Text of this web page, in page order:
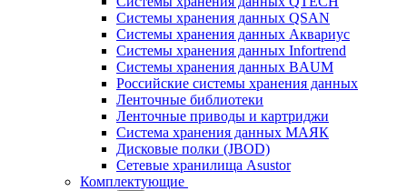
Системы хранения данных QSAN
Системы хранения данных Аквариус
Системы хранения данных Infortrend
Системы хранения данных BAUM
Российские системы хранения данных
Ленточные библиотеки
Ленточные приводы и картриджи
Система хранения данных МАЯК
Дисковые полки (JBOD)
Сетевые хранилища Asustor
Комплектующие